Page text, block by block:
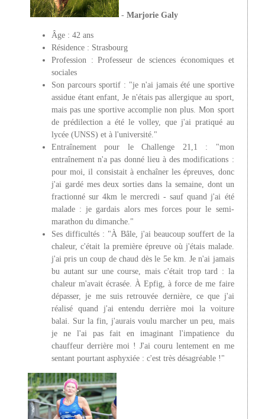
- Marjorie Galy
Âge : 42 ans
Résidence : Strasbourg
Profession : Professeur de sciences économiques et
sociales
Son parcours sportif : "je n'ai jamais été une sportive
assidue étant enfant, Je n'étais pas allergique au sport,
mais pas une sportive accomplie non plus. Mon sport
de prédilection a été le volley, que j'ai pratiqué au
lycée (UNSS) et à l'université."
Entraînement pour le Challenge 21,1 : "mon
entraînement n'a pas donné lieu à des modifications :
pour moi, il consistait à enchaîner les épreuves, donc
j'ai gardé mes deux sorties dans la semaine, dont un
fractionné sur 4km le mercredi - sauf quand j'ai été
malade : je gardais alors mes forces pour le semi-
marathon du dimanche."
Ses difficultés : "À Bâle, j'ai beaucoup souffert de la
chaleur, c'était la première épreuve où j'étais malade.
j'ai pris un coup de chaud dès le 5e km. Je n'ai jamais
bu autant sur une course, mais c'était trop tard : la
chaleur m'avait écrasée. À Epfig, à force de me faire
dépasser, je me suis retrouvée dernière, ce que j'ai
réalisé quand j'ai entendu derrière moi la voiture
balai. Sur la fin, j'aurais voulu marcher un peu, mais
je ne l'ai pas fait en imaginant l'impatience du
chauffeur derrière moi ! J'ai couru lentement en me
sentant pourtant asphyxiée : c'est très désagréable !"